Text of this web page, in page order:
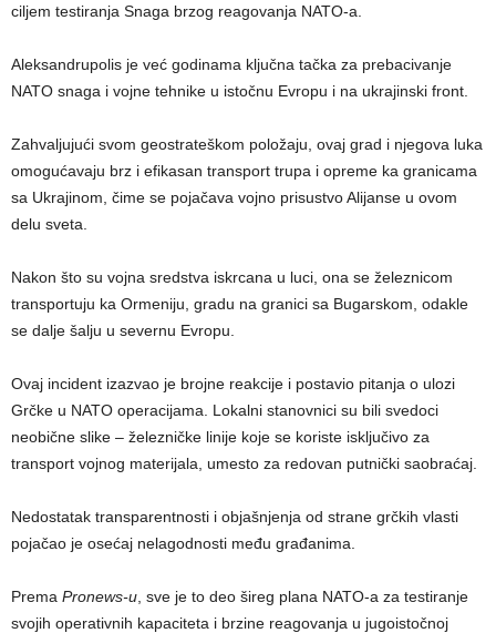
ciljem testiranja Snaga brzog reagovanja NATO-a.
Aleksandrupolis je već godinama ključna tačka za prebacivanje
NATO snaga i vojne tehnike u istočnu Evropu i na ukrajinski front.
Zahvaljujući svom geostrateškom položaju, ovaj grad i njegova luka
omogućavaju brz i efikasan transport trupa i opreme ka granicama
sa Ukrajinom, čime se pojačava vojno prisustvo Alijanse u ovom
delu sveta.
Nakon što su vojna sredstva iskrcana u luci, ona se železnicom
transportuju ka Ormeniju, gradu na granici sa Bugarskom, odakle
se dalje šalju u severnu Evropu.
Ovaj incident izazvao je brojne reakcije i postavio pitanja o ulozi
Grčke u NATO operacijama. Lokalni stanovnici su bili svedoci
neobične slike – železničke linije koje se koriste isključivo za
transport vojnog materijala, umesto za redovan putnički saobraćaj.
Nedostatak transparentnosti i objašnjenja od strane grčkih vlasti
pojačao je osećaj nelagodnosti među građanima.
Prema Pronews-u , sve je to deo šireg plana NATO-a za testiranje
svojih operativnih kapaciteta i brzine reagovanja u jugoistočnoj